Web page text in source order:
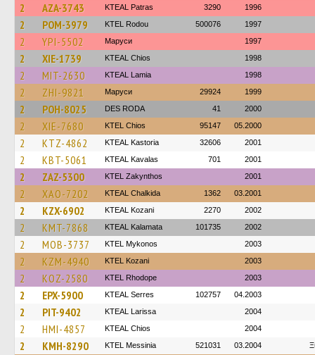
2 AZA-3743 KTEAL Patras 3290 1996
2 POM-3979 ΚΤΕL Rodou 500076 1997
2 YPI-5502 Маруси 1997
2 XIE-1739 KTEAL Chios 1998
2 MIT-2630 KTEAL Lamia 1998
2 ZHI-9821 Маруси 29924 1999
2 POH-8025 DES RODA 41 2000
2 XIE-7680 KTEL Chios 95147 05.2000
2 KTZ-4862 KTEAL Kastoria 32606 2001
2 KBT-5061 KTEAL Kavalas 701 2001
2 ZAZ-5300 KTEL Zakynthos 2001
2 XAO-7202 KTEAL Chalkida 1362 03.2001
2 KZX-6902 KTEAL Kozani 2270 2002
2 KMT-7868 KTEAL Kalamata 101735 2002
2 MOB-3737 KTEL Mykonos 2003
2 KZM-4940 ΚΤΕL Kozani 2003
2 KOZ-2580 KTEL Rhodope 2003
2 EPX-5900 KTEAL Serres 102757 04.2003
2 PIT-9402 KTEAL Larissa 2004
2 HMI-4857 KTEAL Chios 2004
2 KMH-8290 KTEL Messinia 521031 03.2004